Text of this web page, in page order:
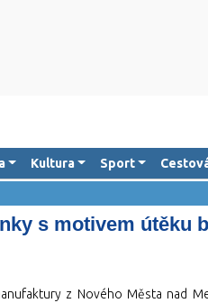
Kultura Sport
s motivem útěku
z Nového Města nad